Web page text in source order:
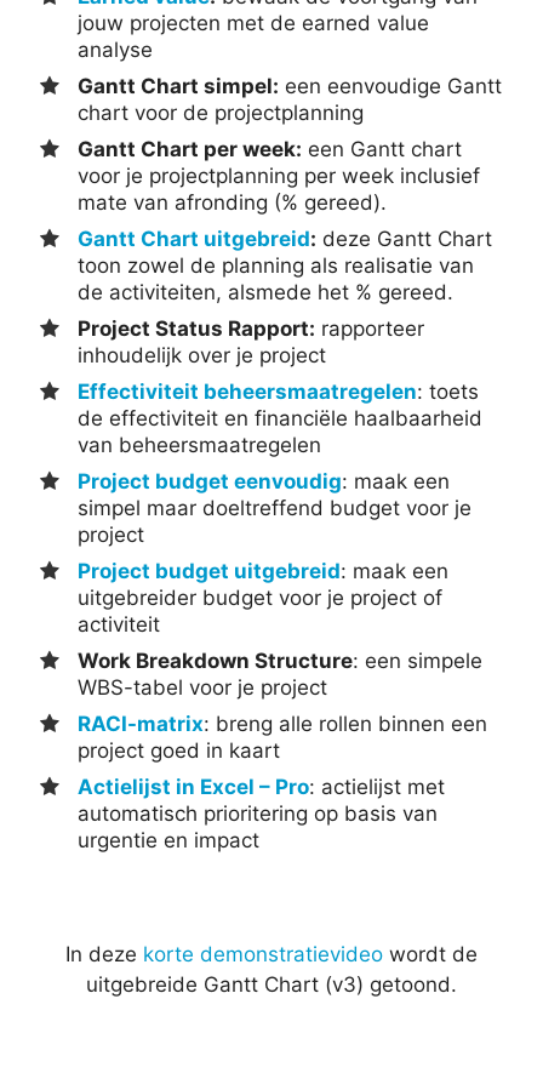
jouw projecten met de earned value
analyse
Gantt Chart simpel: een eenvoudige Gantt
chart voor de projectplanning
Gantt Chart per week: een Gantt chart
voor je projectplanning per week inclusief
mate van afronding (% gereed).
Gantt Chart uitgebreid: deze Gantt Chart
toon zowel de planning als realisatie van
de activiteiten, alsmede het % gereed.
Project Status Rapport: rapporteer
inhoudelijk over je project
Effectiviteit beheersmaatregelen: toets
de effectiviteit en financiële haalbaarheid
van beheersmaatregelen
Project budget eenvoudig: maak een
simpel maar doeltreffend budget voor je
project
Project budget uitgebreid: maak een
uitgebreider budget voor je project of
activiteit
Work Breakdown Structure: een simpele
WBS-tabel voor je project
RACI-matrix: breng alle rollen binnen een
project goed in kaart
Actielijst in Excel – Pro: actielijst met
automatisch prioritering op basis van
urgentie en impact
In deze korte demonstratievideo wordt de
uitgebreide Gantt Chart (v3) getoond.